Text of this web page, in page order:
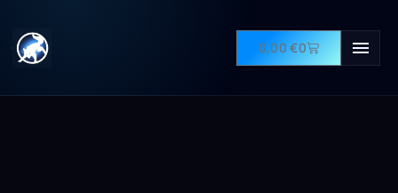
0,00€0